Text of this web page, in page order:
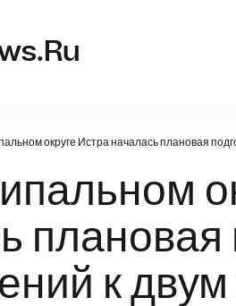
округе Истра началась плановая
плановая
к